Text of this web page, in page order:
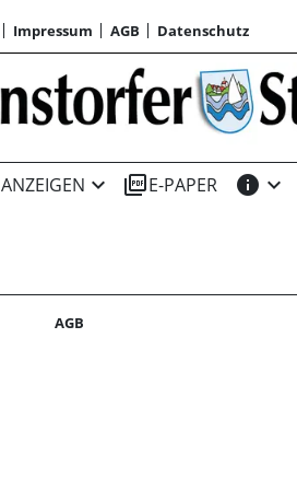
Impressum AGB Datenschutz
ANZEIGEN expand_more picture_as_pdfE-PAPER info expand_more
AGB